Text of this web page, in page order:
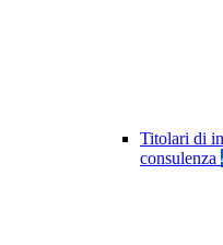
Titolari di
consulenza